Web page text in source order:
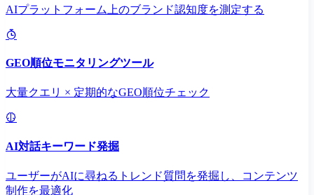
AIプラットフォーム上のブランド認知度を測定する
GEO順位モニタリングツール
大量クエリ × 定期的なGEO順位チェック
AI対話キーワード発掘
ユーザーがAIに尋ねるトレンド質問を発掘し、コンテンツ
制作を最適化